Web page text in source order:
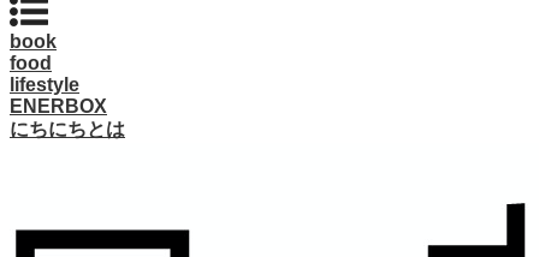
book
food
lifestyle
ENERBOX
にちにちとは